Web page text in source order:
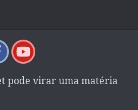
pode virar uma matéria